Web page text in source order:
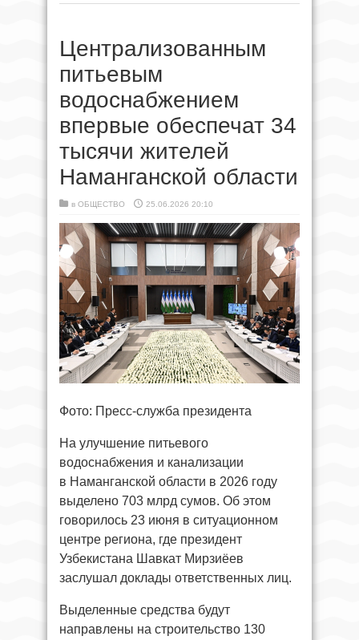
Централизованным
питьевым
водоснабжением
впервые обеспечат 34
тысячи жителей
Наманганской области
в ОБЩЕСТВО 25.06.2026 20:10
Фото: Пресс-служба президента
На улучшение питьевого
водоснабжения и канализации
в Наманганской области в 2026 году
выделено 703 млрд сумов. Об этом
говорилось 23 июня в ситуационном
центре региона, где президент
Узбекистана Шавкат Мирзиёев
заслушал доклады ответственных лиц.
Выделенные средства будут
направлены на строительство 130